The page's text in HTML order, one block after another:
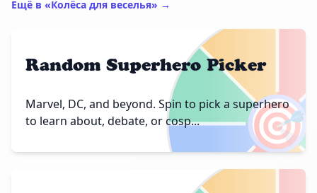
Ещё в «Колёса для веселья» →
🎯
Random Superhero Picker
Marvel, DC, and beyond. Spin to pick a superhero
to learn about, debate, or cosp...